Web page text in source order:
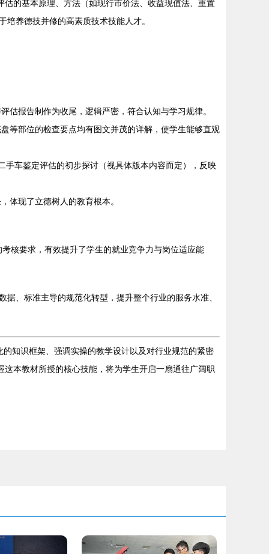
的基本原理、方法（如现行市价法、收益现值法、重置
养德技并修的高素质技术技能人才。
报告制作为收尾，逻辑严密，符合认知与学习规律。
等部位的检查要点均有图文并茂的详解，使学生能够直观
车鉴定评估的初步探讨（视具体版本内容而定），反映
体现了立德树人的教育根本。
核要求，有效提升了学生的就业竞争力与岗位适应能
、标准主导的规范化转型，提升整个行业的服务水准、
知识框架、强调实操的教学设计以及对行业规范的紧密
本教材所授的核心技能，将为学生开启一扇通往广阔职